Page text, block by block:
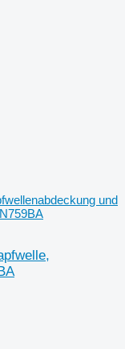
und